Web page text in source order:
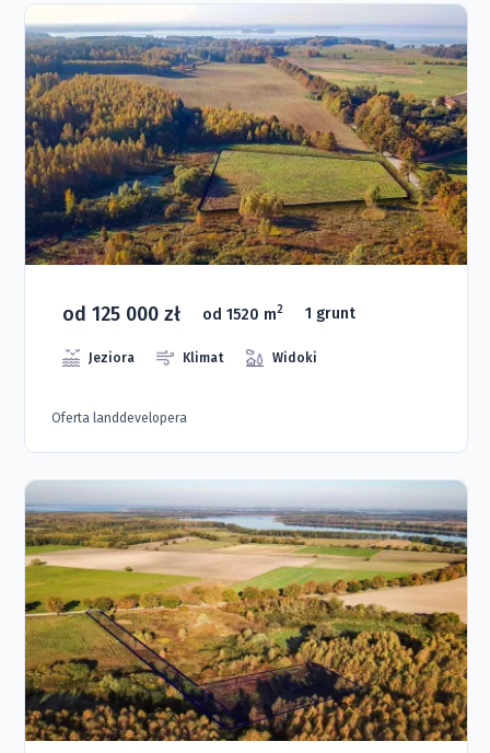
od 125 000 zł od 1520 m2 1 grunt
Jeziora Klimat Widoki
Oferta landdevelopera